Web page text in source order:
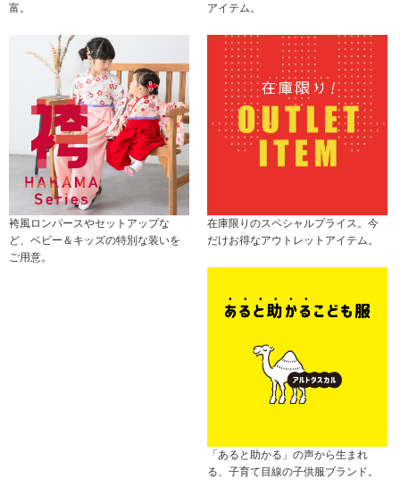
富。
アイテム。
袴風ロンパースやセットアップな
ど、ベビー＆キッズの特別な装いを
ご用意。
在庫限りのスペシャルプライス。今
だけお得なアウトレットアイテム。
「あると助かる」の声から生まれ
る、子育て目線の子供服ブランド。